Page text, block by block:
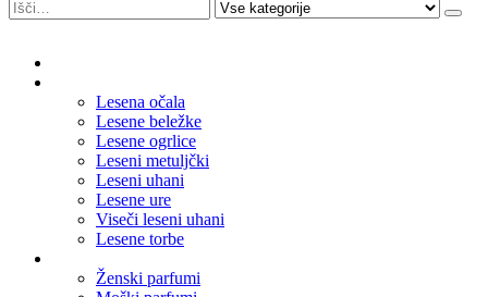
Lesena očala
Lesene beležke
Lesene ogrlice
Leseni metuljčki
Leseni uhani
Lesene ure
Viseči leseni uhani
Lesene torbe
Ženski parfumi